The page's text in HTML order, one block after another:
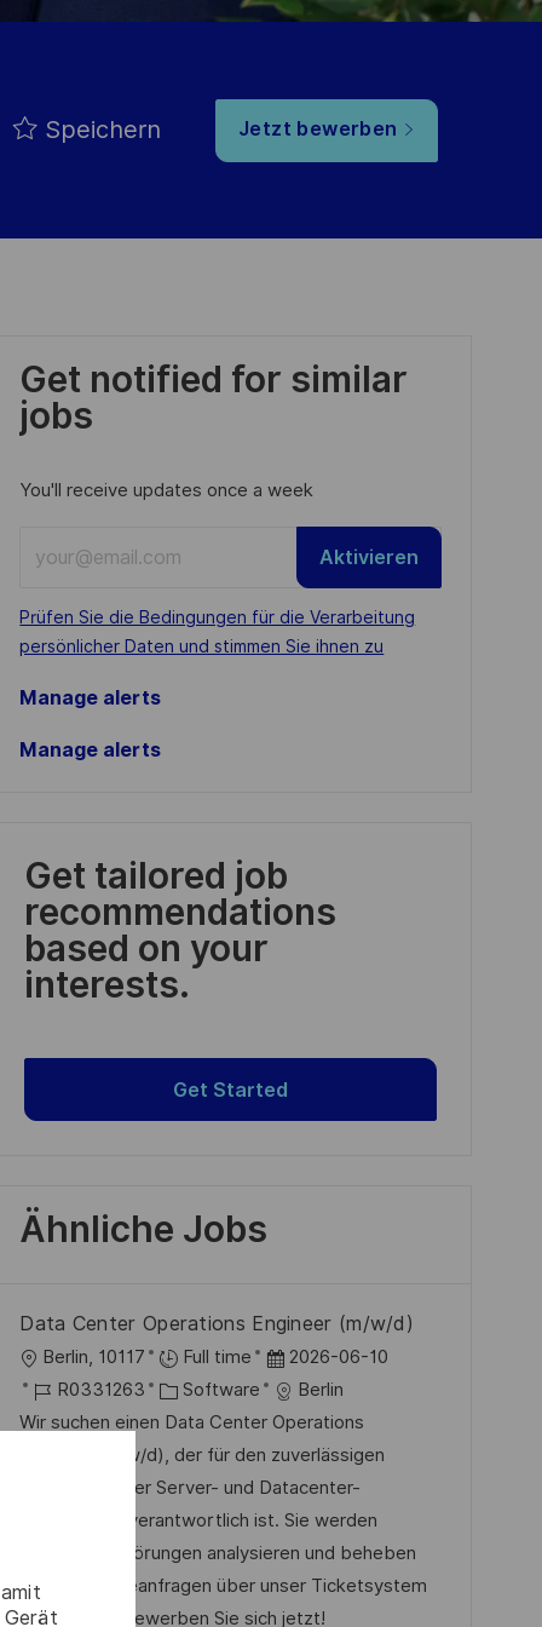
Gerät
Speichern Jetzt bewerben
Get notified for similar
jobs
You'll receive updates once a week
Email
address
(Required)
Required
Prüfen Sie die Bedingungen für die Verarbeitung
persönlicher Daten und stimmen Sie ihnen zu
Aktivieren
Manage alerts
Manage alerts
Get tailored job
recommendations
based on your
interests.
Get Started
Ähnliche Jobs
Data Center Operations Engineer (m/w/d)
O
r
t
Berlin, 10117 Full time
D
a
t
u
m
d
e
r
V
2026-06-10
J
o
R0331263
K
a
t
e
g
o
r
i
Software
Berlin
Wir suchen einen Data Center Operations
Engineer (m/w/d), der für den zuverlässigen
Betrieb unserer Server- und Datacenter-
Infrastruktur verantwortlich ist. Sie werden
technische Störungen analysieren und beheben
sowie Serviceanfragen über unser Ticketsystem
bearbeiten. Bewerben Sie sich jetzt!